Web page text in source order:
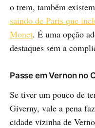
o trem, também existem
saindo de Paris que
Monet. É uma opção
destaques sem a
Passe em Vernon no
Se tiver um pouco de
Giverny, vale a pena
cidade vizinha de